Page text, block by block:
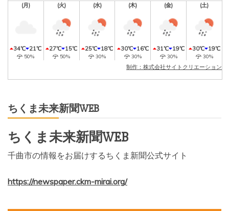
(月)
34℃ 21℃
50%
(火)
27℃ 15℃
50%
(水)
25℃ 18℃
30%
(木)
30℃ 16℃
30%
(金)
31℃ 19℃
30%
(土)
30℃ 19℃
30%
制作：株式会社サイトクリエーション
ちくま未来新聞WEB
ちくま未来新聞WEB
千曲市の情報をお届けするちくま新聞公式サイト
https://newspaper.ckm-mirai.org/